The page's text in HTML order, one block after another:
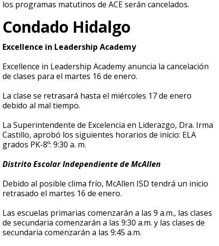
los programas matutinos de ACE serán cancelados.
Condado Hidalgo
Excellence in Leadership Academy
Excellence in Leadership Academy anuncia la cancelación
de clases para el martes 16 de enero.
La clase se retrasará hasta el miércoles 17 de enero
debido al mal tiempo.
La Superintendente de Excelencia en Liderazgo, Dra. Irma
Castillo, aprobó los siguientes horarios de inicio: ELA
grados PK-8º: 9:30 a. m.
Distrito Escolar Independiente de McAllen
Debido al posible clima frío, McAllen ISD tendrá un inicio
retrasado el martes 16 de enero.
Las escuelas primarias comenzarán a las 9 a.m., las clases
de secundaria comenzarán a las 9:30 a.m. y las clases de
secundaria comenzarán a las 9:45 a.m.